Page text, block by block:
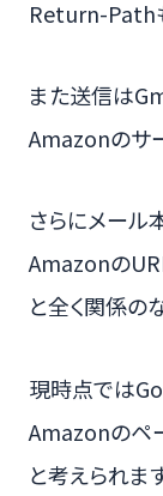
Return-Path
また送信は
Amazonのサ
さらにメール
Amazonの
と全く関係の
現時点では
Amazonのペ
と考えられま